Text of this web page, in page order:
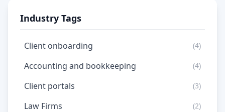
Industry Tags
Client onboarding (4)
Accounting and bookkeeping (4)
Client portals (3)
Law Firms (2)